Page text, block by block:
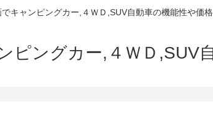
キャンピングカー,４ＷＤ,SUV自動車の機能性や価
ピングカー,４ＷＤ,SUV